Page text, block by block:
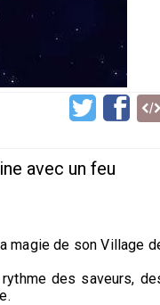
avec un feu
magie de son Village
des saveurs,